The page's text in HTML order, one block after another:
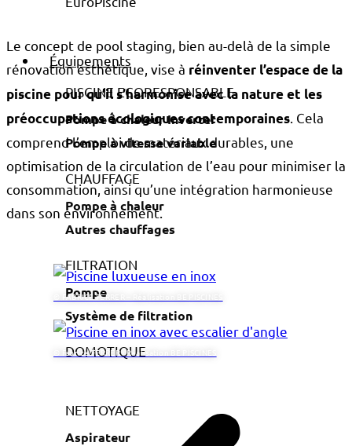
Équipements
PISCINE ECORESPONSABLE
Pompe à chaleur Inverter
Pompe à vitesse variable
CHAUFFAGE
Pompe à chaleur
Autres chauffages
FILTRATION
Pompe
Système de filtration
DOMOTIQUE
NETTOYAGE
Aspirateur
Le concept de pool staging, bien au-delà de la simple
rénovation esthétique, vise à réinventer l’espace de la
piscine pour qu’il s’harmonise avec la nature et les
préoccupations écologiques contemporaines . Cela
comprend l’emploi de matériaux durables, une
optimisation de la circulation de l’eau pour minimiser la
consommation, ainsi qu’une intégration harmonieuse
dans son environnement.
© FABRICE FERRER – Réalisation BE PISCINES
© Fabrice FERRER - Réalisation BE PISCINES